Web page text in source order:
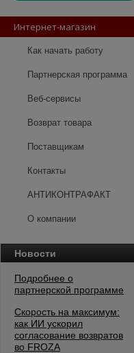
Интернет-магазин
Как начать работу
Партнерская программа
Веб-сервисы
Возврат товара
Поставщикам
Контакты
АНТИКОНТРАФАКТ
О компании
Новости
Подробнее о
партнерской программе
Скорость на максимум:
как ИИ ускорил
согласование возвратов
во FROZA